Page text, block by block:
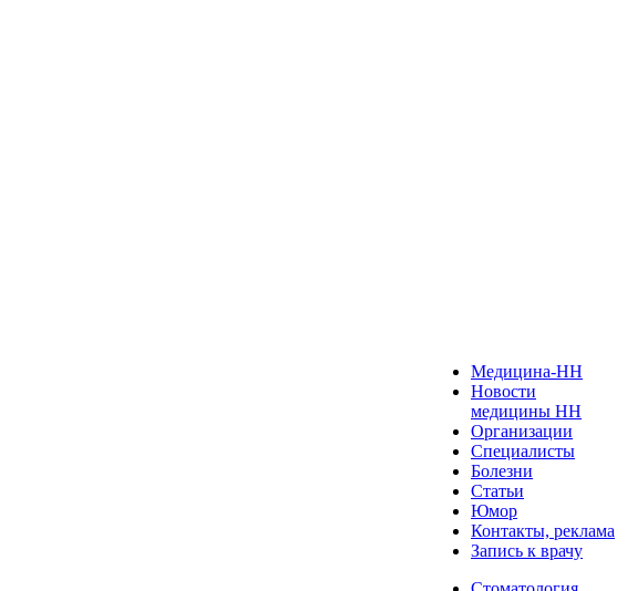
Медицина-НН
Новости
медицины НН
Организации
Специалисты
Болезни
Статьи
Юмор
Контакты, реклама
Запись к врачу